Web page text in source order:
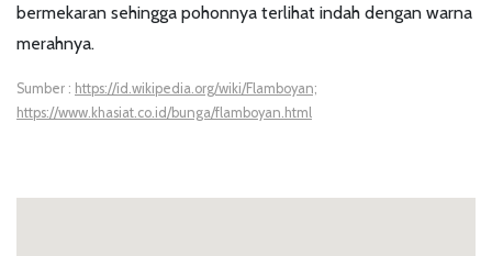
bermekaran sehingga pohonnya terlihat indah dengan warna
merahnya.
Sumber : https://id.wikipedia.org/wiki/Flamboyan;
https://www.khasiat.co.id/bunga/flamboyan.html